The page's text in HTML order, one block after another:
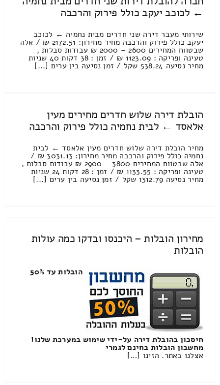
← לכוכב יעקב כולל פירוק והרכבה
שירותי מעבר דירה שני חדרים מבית נחמיה ← לכוכב
יעקב כולל פירוק והרכבה מחיר מחירון: 2172.51 ₪ / אלה
שבטווח המחירים 2600 – 2000 ₪ עבודות סבלות ,
טעינה ופריקה : 1123.09 ₪ / זמן : 38 דקות 40 שניות
מחיר נסיעה 538.24 שקל / זמן נסיעה בין ערים [...]
הובלת דירה שלוש חדרים מחירים מעין
אלאסד ← לבית נחמיה כולל פירוק והרכבה
מחיר הובלת דירה שלוש חדרים מעין אלאסד ← לבית
נחמיה כולל פירוק והרכבה מחיר מחירון: 3031.13 ₪ /
אלה שבטווח המחירים 3800 – 2900 ₪ עבודות סבלות ,
טעינה ופריקה : 1133.55 ₪ / זמן : 28 דקות 24 שניות
מחיר נסיעה 1312.79 שקל / זמן נסיעה בין ערים [...]
מחירון הובלות – היכנסו ובדקו כמה עולות
הובלות
הובלות עד 50%
חיסכון בהובלת דירה על-ידי שימוש במערכת שלנו!
מחשבון הובלות בחינם לגמרי
אצלנו באתר. הזינו […]